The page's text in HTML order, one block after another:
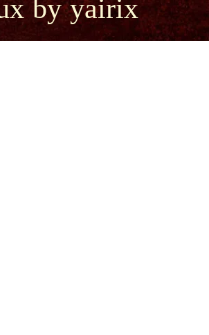
by yairix